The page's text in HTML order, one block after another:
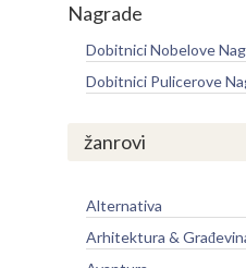
Nagrade
Dobitnici Nobelove
Dobitnici Pulicerove
žanrovi
Alternativa
Arhitektura &